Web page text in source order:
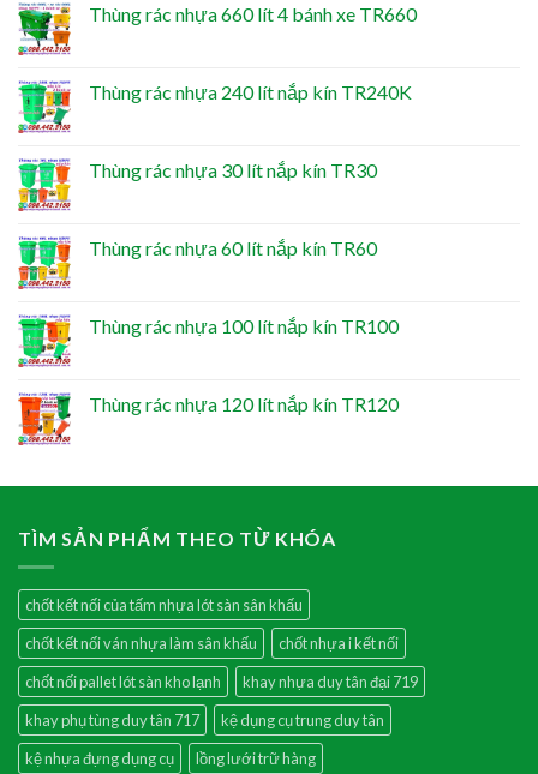
Thùng rác nhựa 660 lít 4 bánh xe TR660
Thùng rác nhựa 240 lít nắp kín TR240K
Thùng rác nhựa 30 lít nắp kín TR30
Thùng rác nhựa 60 lít nắp kín TR60
Thùng rác nhựa 100 lít nắp kín TR100
Thùng rác nhựa 120 lít nắp kín TR120
TÌM SẢN PHẨM THEO TỪ KHÓA
chốt kết nối của tấm nhựa lót sàn sân khấu
chốt kết nối ván nhựa làm sân khấu
chốt nhựa i kết nối
chốt nối pallet lót sàn kho lạnh
khay nhựa duy tân đại 719
khay phụ tùng duy tân 717
kệ dụng cụ trung duy tân
kệ nhựa đựng dụng cụ
lồng lưới trữ hàng